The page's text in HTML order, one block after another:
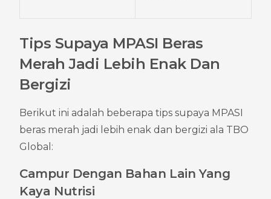
Tips Supaya MPASI Beras
Merah Jadi Lebih Enak Dan
Bergizi
Berikut ini adalah beberapa tips supaya MPASI
beras merah jadi lebih enak dan bergizi ala TBO
Global:
Campur Dengan Bahan Lain Yang
Kaya Nutrisi